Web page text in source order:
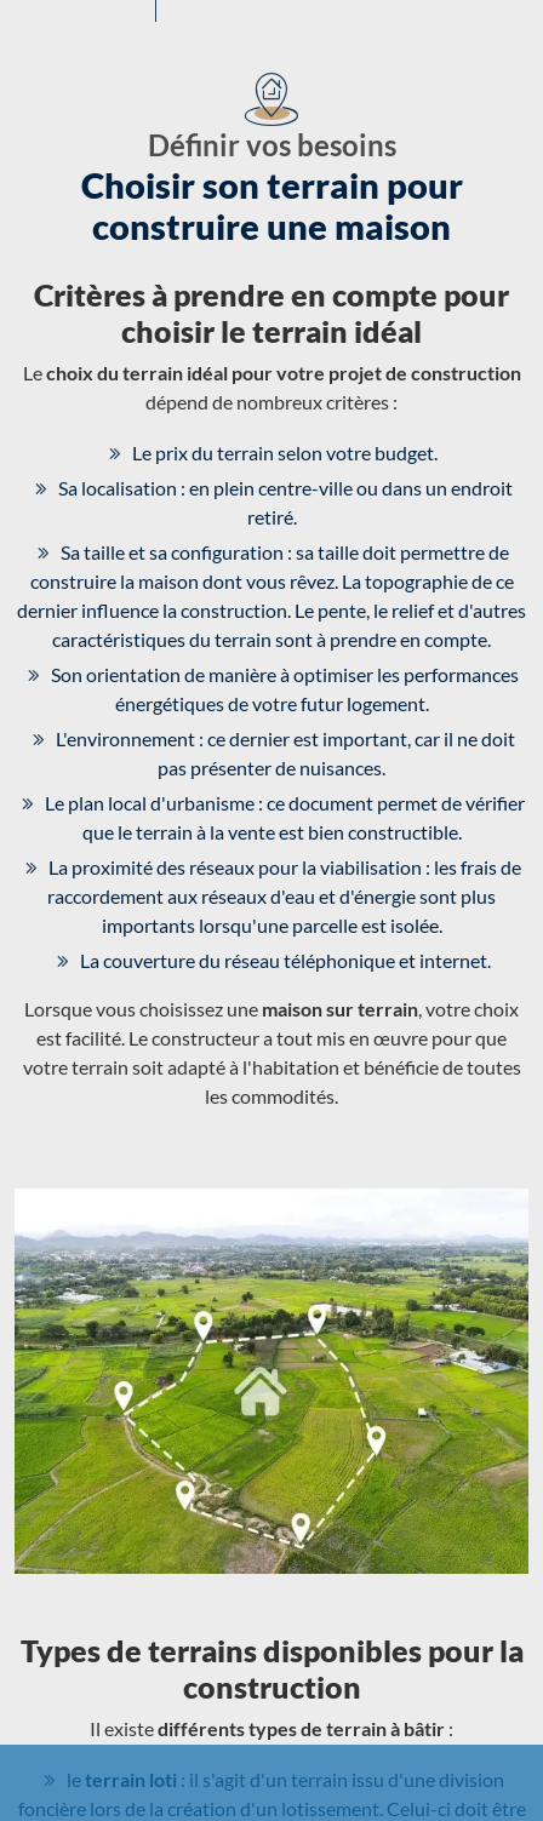
Définir vos besoins
Choisir son terrain pour
construire une maison
Critères à prendre en compte pour
choisir le terrain idéal
Lechoix du terrain idéal pour votre projet de construction
dépend de nombreux critères :
Le prix du terrain selon votre budget.
Sa localisation : en plein centre-ville ou dans un endroit
retiré.
Sa taille et sa configuration : sa taille doit permettre de
construire la maison dont vous rêvez. La topographie de ce
dernier influence la construction. Le pente, le relief et d'autres
caractéristiques du terrain sont à prendre en compte.
Son orientation de manière à optimiser les performances
énergétiques de votre futur logement.
L'environnement : ce dernier est important, car il ne doit
pas présenter de nuisances.
Le plan local d'urbanisme : ce document permet de vérifier
que le terrain à la vente est bien constructible.
La proximité des réseaux pour la viabilisation : les frais de
raccordement aux réseaux d'eau et d'énergie sont plus
importants lorsqu'une parcelle est isolée.
La couverture du réseau téléphonique et internet.
Lorsque vous choisissez une maison sur terrain , votre choix
est facilité. Le constructeur a tout mis en œuvre pour que
votre terrain soit adapté à l'habitation et bénéficie de toutes
les commodités.
Types de terrains disponibles pour la
construction
Il existedifférents types de terrain à bâtir :
leterrain loti : il s'agit d'un terrain issu d'une division
foncière lors de la création d'un lotissement. Celui-ci doit être